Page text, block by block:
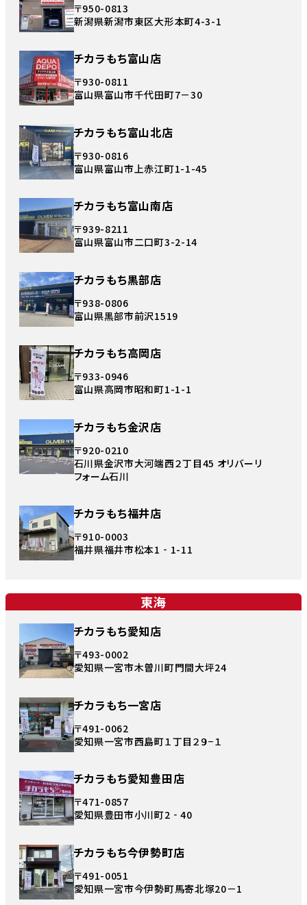
〒950-0813
新潟県新潟市東区大形本町4-3-1
チカラもち富山店
〒930-0811
富山県富山市千代田町7－30
チカラもち富山北店
〒930-0816
富山県富山市上赤江町1-1-45
チカラもち富山南店
〒939-8211
富山県富山市二口町3-2-14
チカラもち黒部店
〒938-0806
富山県黒部市前沢1519
チカラもち高岡店
〒933-0946
富山県高岡市昭和町1-1-1
チカラもち金沢店
〒920-0210
石川県金沢市大河端西２丁目45 オリバーリ
フォーム石川
チカラもち福井店
〒910-0003
福井県福井市松本1‐1-11
東海
チカラもち愛知店
〒493-0002
愛知県一宮市木曽川町門間大坪24
チカラもち一宮店
〒491-0062
愛知県一宮市西島町１丁目２９−１
チカラもち愛知豊田店
〒471-0857
愛知県豊田市小川町2‐40
チカラもち今伊勢町店
〒491-0051
愛知県一宮市今伊勢町馬寄北塚20－1